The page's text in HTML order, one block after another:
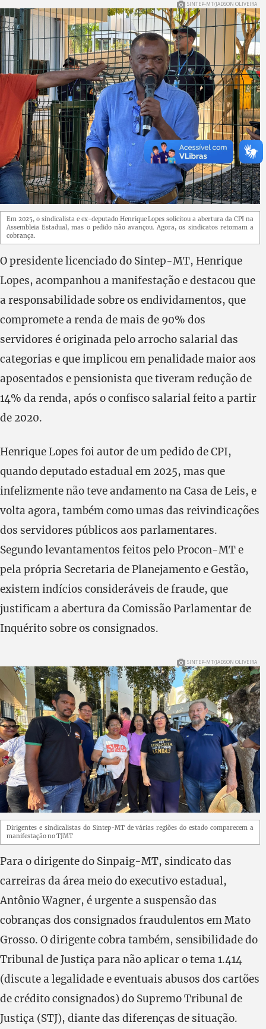
SINTEP-MT/JADSON OLIVEIRA
Em 2025, o sindicalista e ex-deputado Henrique Lopes solicitou a abertura da CPI na
Assembleia Estadual, mas o pedido não avançou. Agora, os sindicatos retomam a
cobrança.
O presidente licenciado do Sintep-MT, Henrique
Lopes, acompanhou a manifestação e destacou que
a responsabilidade sobre os endividamentos, que
compromete a renda de mais de 90% dos
servidores é originada pelo arrocho salarial das
categorias e que implicou em penalidade maior aos
aposentados e pensionista que tiveram redução de
14% da renda, após o confisco salarial feito a partir
de 2020.
Henrique Lopes foi autor de um pedido de CPI,
quando deputado estadual em 2025, mas que
infelizmente não teve andamento na Casa de Leis, e
volta agora, também como umas das reivindicações
dos servidores públicos aos parlamentares.
Segundo levantamentos feitos pelo Procon-MT e
pela própria Secretaria de Planejamento e Gestão,
existem indícios consideráveis de fraude, que
justificam a abertura da Comissão Parlamentar de
Inquérito sobre os consignados.
SINTEP-MT/JADSON OLIVEIRA
Dirigentes e sindicalistas do Sintep-MT de várias regiões do estado comparecem a
manifestação no TJMT
Para o dirigente do Sinpaig-MT, sindicato das
carreiras da área meio do executivo estadual,
Antônio Wagner, é urgente a suspensão das
cobranças dos consignados fraudulentos em Mato
Grosso. O dirigente cobra também, sensibilidade do
Tribunal de Justiça para não aplicar o tema 1.414
(discute a legalidade e eventuais abusos dos cartões
de crédito consignados) do Supremo Tribunal de
Justiça (STJ), diante das diferenças de situação.